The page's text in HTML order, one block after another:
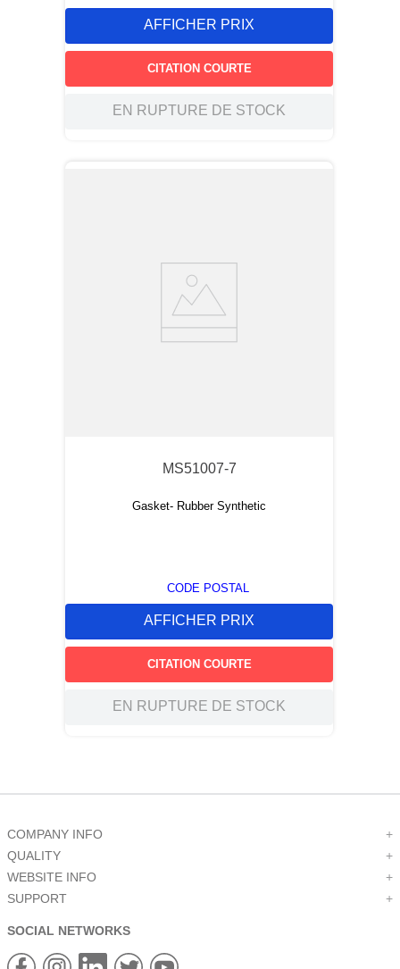
AFFICHER PRIX
CITATION COURTE
EN RUPTURE DE STOCK
MS51007-7
Gasket- Rubber Synthetic
CODE POSTAL
AFFICHER PRIX
CITATION COURTE
EN RUPTURE DE STOCK
COMPANY INFO
+
QUALITY
+
WEBSITE INFO
+
SUPPORT
+
SOCIAL NETWORKS